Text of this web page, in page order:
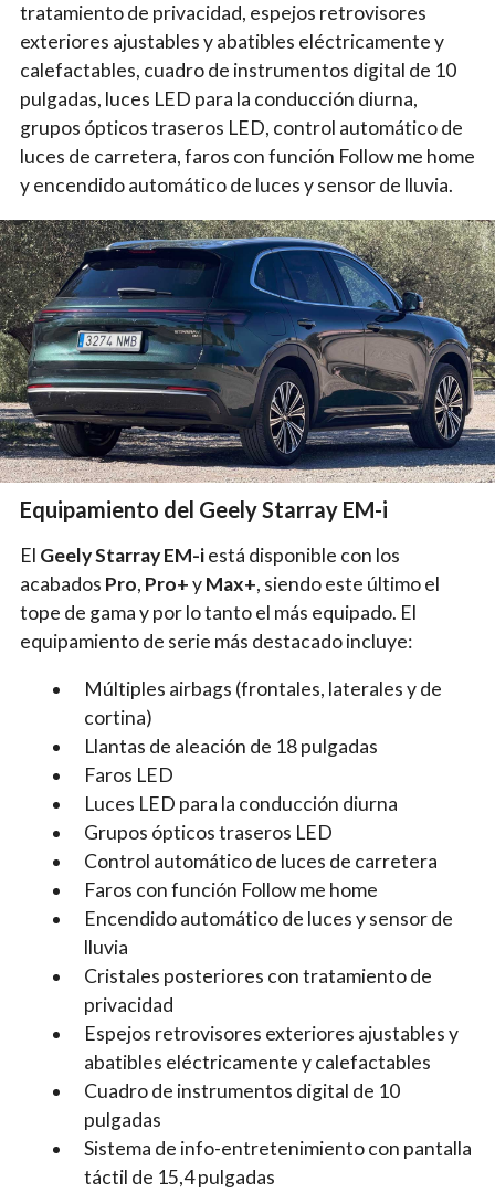
tratamiento de privacidad, espejos retrovisores
exteriores ajustables y abatibles eléctricamente y
calefactables, cuadro de instrumentos digital de 10
pulgadas, luces LED para la conducción diurna,
grupos ópticos traseros LED, control automático de
luces de carretera, faros con función Follow me home
y encendido automático de luces y sensor de lluvia.
Equipamiento del Geely Starray EM-i
El Geely Starray EM-iestá disponible con los
acabados Pro, Pro+yMax+, siendo este último el
tope de gama y por lo tanto el más equipado. El
equipamiento de serie más destacado incluye:
Múltiples airbags (frontales, laterales y de
cortina)
Llantas de aleación de 18 pulgadas
Faros LED
Luces LED para la conducción diurna
Grupos ópticos traseros LED
Control automático de luces de carretera
Faros con función Follow me home
Encendido automático de luces y sensor de
lluvia
Cristales posteriores con tratamiento de
privacidad
Espejos retrovisores exteriores ajustables y
abatibles eléctricamente y calefactables
Cuadro de instrumentos digital de 10
pulgadas
Sistema de info-entretenimiento con pantalla
táctil de 15,4 pulgadas